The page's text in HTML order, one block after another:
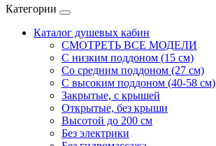
Категории
Каталог душевых кабин
СМОТРЕТЬ ВСЕ МОДЕЛИ
С низким поддоном (15 см)
Со средним поддоном (27 см)
С высоким поддоном (40-58 см)
Закрытые, с крышей
Открытые, без крыши
Высотой до 200 см
Без электрики